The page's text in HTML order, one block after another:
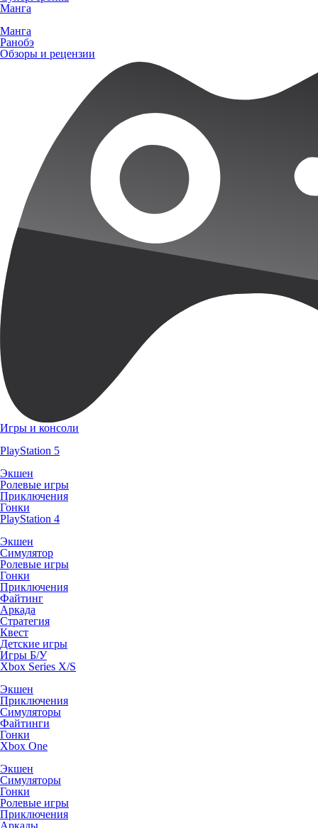
Манга
Манга
Ранобэ
Обзоры и рецензии
Игры и консоли
PlayStation 5
Экшен
Ролевые игры
Приключения
Гонки
PlayStation 4
Экшен
Симулятор
Ролевые игры
Гонки
Приключения
Файтинг
Аркада
Стратегия
Квест
Детские игры
Игры Б/У
Xbox Series X/S
Экшен
Приключения
Симуляторы
Файтинги
Гонки
Xbox One
Экшен
Симуляторы
Гонки
Ролевые игры
Приключения
Аркады